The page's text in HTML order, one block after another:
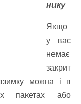
нику
Якщо
у вас
немає
закрит
можна і в
пакетах або